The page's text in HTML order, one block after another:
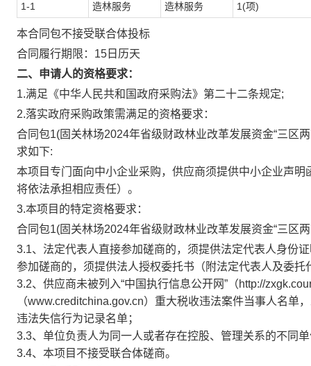
1-1 造林服务 造林服务 1(项)
本合同包不接受联合体投标
合同履行期限： 15日历天
二、申请人的资格要求：
1.满足《中华人民共和国政府采购法》第二十二条规定;
2.落实政府采购政策需满足的资格要求：
合同包1(固关林场2024年省级财政林业改革发展资金“三区
求如下:
本项目专门面向中小企业采购，供应商须提供中小企业声
将依法承担相应责任）。
3.本项目的特定资格要求：
合同包1(固关林场2024年省级财政林业改革发展资金“三区
3.1、法定代表人直接参加磋商的，须提供法定代表人身份
参加磋商的，须提供法人授权委托书（附法定代表人及委
3.2、供应商未被列入“中国执行信息公开网”（http://
（www.creditchina.gov.cn）重大税收违法案件当事人名单
违法失信行为记录名单；
3.3、单位负责人为同一人或者存在控股、管理关系的不同
3.4、本项目不接受联合体磋商。